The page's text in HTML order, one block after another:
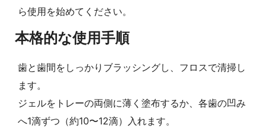
ら使用を始めてください。
本格的な使用手順
歯と歯間をしっかりブラッシングし、フロスで清掃し
ます。
ジェルをトレーの両側に薄く塗布するか、各歯の凹み
へ1滴ずつ（約10〜12滴）入れます。